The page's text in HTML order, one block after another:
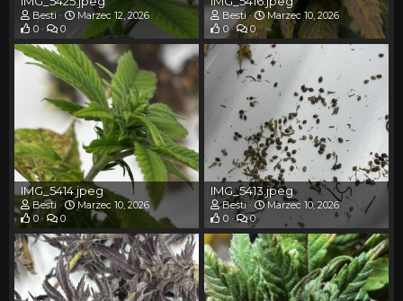
Besti
Marzec 12, 2026
0
0
Besti
Marzec 10, 2026
0
0
IMG_5414.jpeg
Besti
Marzec 10, 2026
0
0
IMG_5413.jpeg
Besti
Marzec 10, 2026
0
0